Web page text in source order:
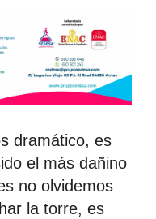
dramático, es
el más dañino
no olvidemos
la torre, es